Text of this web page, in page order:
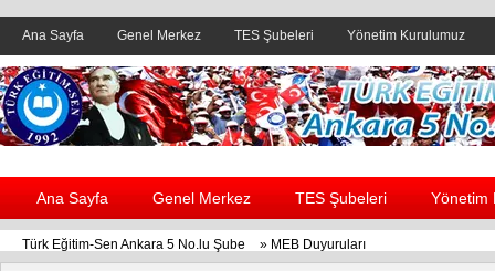
Ana Sayfa Genel Merkez TES Şubeleri Yönetim Kurulumuz
Header yanı reklam alanı
Ana Sayfa Genel Merkez TES Şubeleri Yönetim
Türk Eğitim-Sen Ankara 5 No.lu Şube » MEB Duyuruları